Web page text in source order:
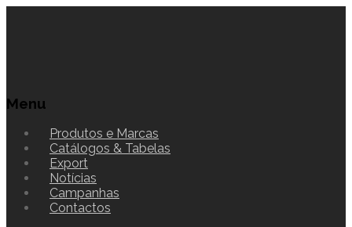
Menu
Produtos e Marcas
Catálogos & Tabelas
Export
Notícias
Campanhas
Contactos